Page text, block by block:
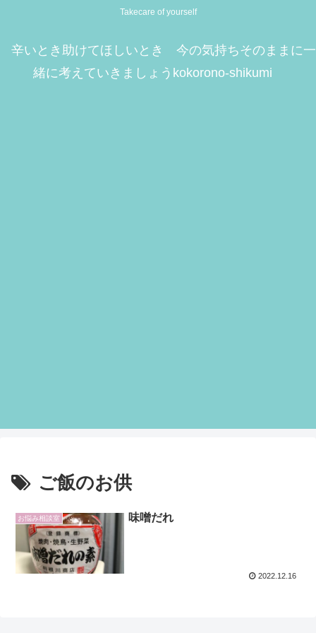
Takecare of yourself
辛いとき助けてほしいとき 今の気持ちそのままに一
緒に考えていきましょうkokorono-shikumi
ご飯のお供
お悩み相談室 味噌だれ
2022.12.16